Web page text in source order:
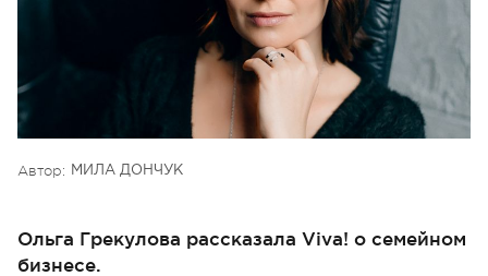
Автор: МИЛА ДОНЧУК
Ольга Грекулова рассказала Viva! о семейном
бизнесе.